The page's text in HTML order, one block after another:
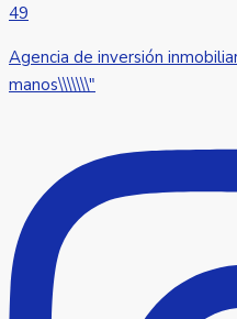
49
Agencia de inversión
manos\\\\\\\"